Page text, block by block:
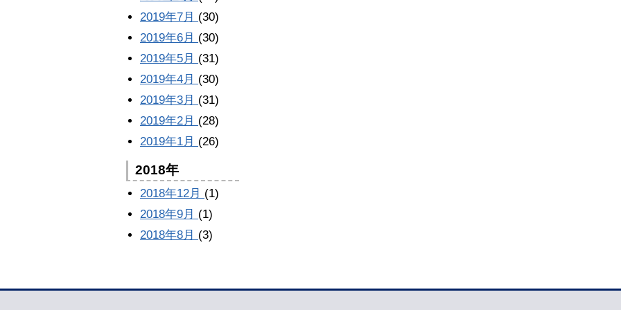
2019年7月 (30)
2019年6月 (30)
2019年5月 (31)
2019年4月 (30)
2019年3月 (31)
2019年2月 (28)
2019年1月 (26)
2018年
2018年12月 (1)
2018年9月 (1)
2018年8月 (3)